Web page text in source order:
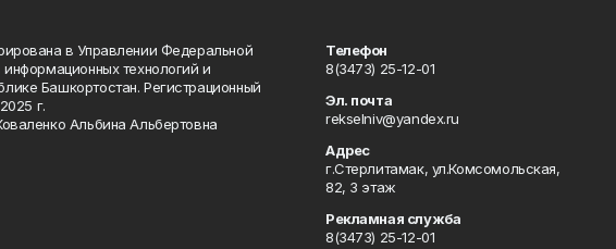
в Управлении Федеральной
технологий и
Башкортостан. Регистрационный
г.
Альбина Альбертовна
Телефон
8(3473) 25-12-01
Эл. почта
rekselniv@yandex.ru
Адрес
г.Стерлитамак, ул.Комсомольская,
82, 3 этаж
Рекламная служба
8(3473) 25-12-01